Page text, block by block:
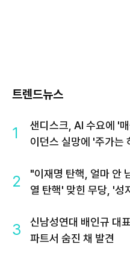
트렌드뉴스
1
샌디스크, AI 수요에 '
이던스 실망에 '주가는
2
"이재명 탄핵, 얼마 안
열 탄핵' 맞힌 무당, '성
3
신남성연대 배인규 대
파트서 숨진 채 발견